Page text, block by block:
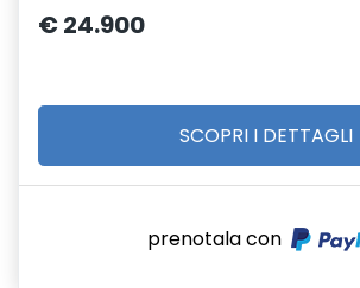
€ 24.900
SCOPRI I DETTAGLI
prenotala con